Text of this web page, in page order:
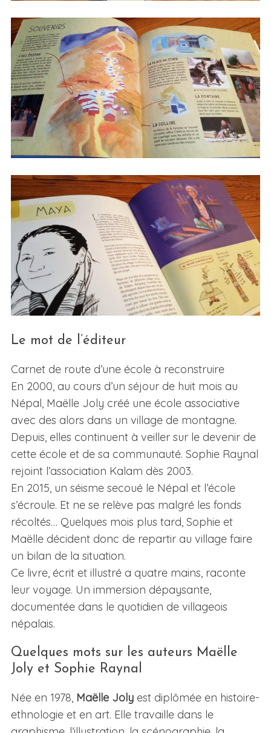
Le mot de l’éditeur
Carnet de route d’une école à reconstruire
En 2000, au cours d’un séjour de huit mois au
Népal, Maëlle Joly créé une école associative
avec des alors dans un village de montagne.
Depuis, elles continuent à veiller sur le devenir de
cette école et de sa communauté. Sophie Raynal
rejoint l’association Kalam dès 2003.
En 2015, un séisme secoué le Népal et l’école
s’écroule. Et ne se relève pas malgré les fonds
récoltés… Quelques mois plus tard, Sophie et
Maëlle décident donc de repartir au village faire
un bilan de la situation.
Ce livre, écrit et illustré a quatre mains, raconte
leur voyage. Un immersion dépaysante,
documentée dans le quotidien de villageois
népalais.
Quelques mots sur les auteurs Maëlle
Joly et Sophie Raynal
Née en 1978, Maëlle Jolyest diplômée en histoire-
ethnologie et en art. Elle travaille dans le